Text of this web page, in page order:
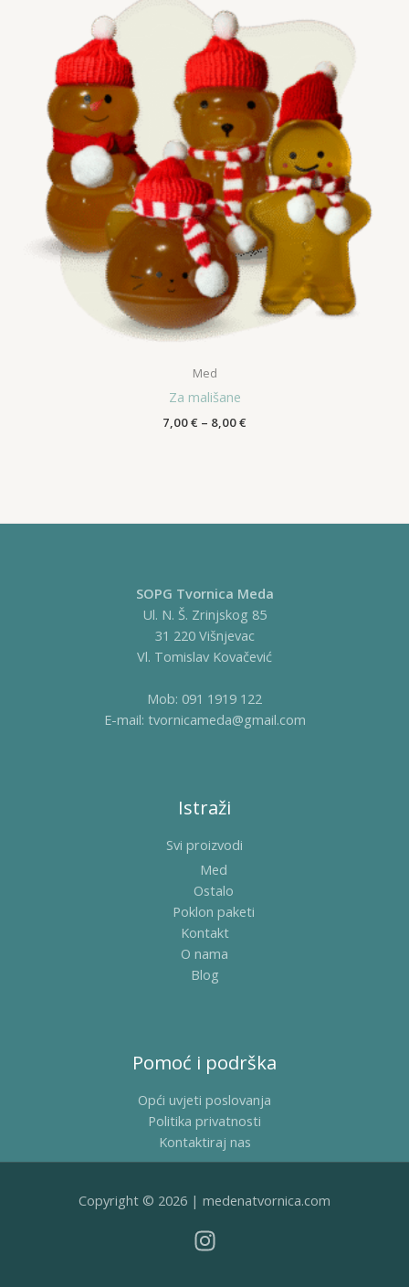
Med
Za mališane
7,00€ – 8,00€
SOPG Tvornica Meda
Ul. N. Š. Zrinjskog 85
31 220 Višnjevac
Vl. Tomislav Kovačević
Mob: 091 1919 122
E-mail: tvornicameda@gmail.com
Istraži
Svi proizvodi
Med
Ostalo
Poklon paketi
Kontakt
O nama
Blog
Pomoć i podrška
Opći uvjeti poslovanja
Politika privatnosti
Kontaktiraj nas
Copyright © 2026 | medenatvornica.com